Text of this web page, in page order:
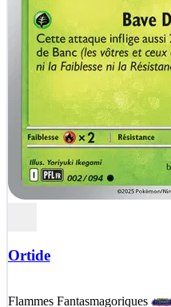
Ortide
Flammes Fantasmagoriques